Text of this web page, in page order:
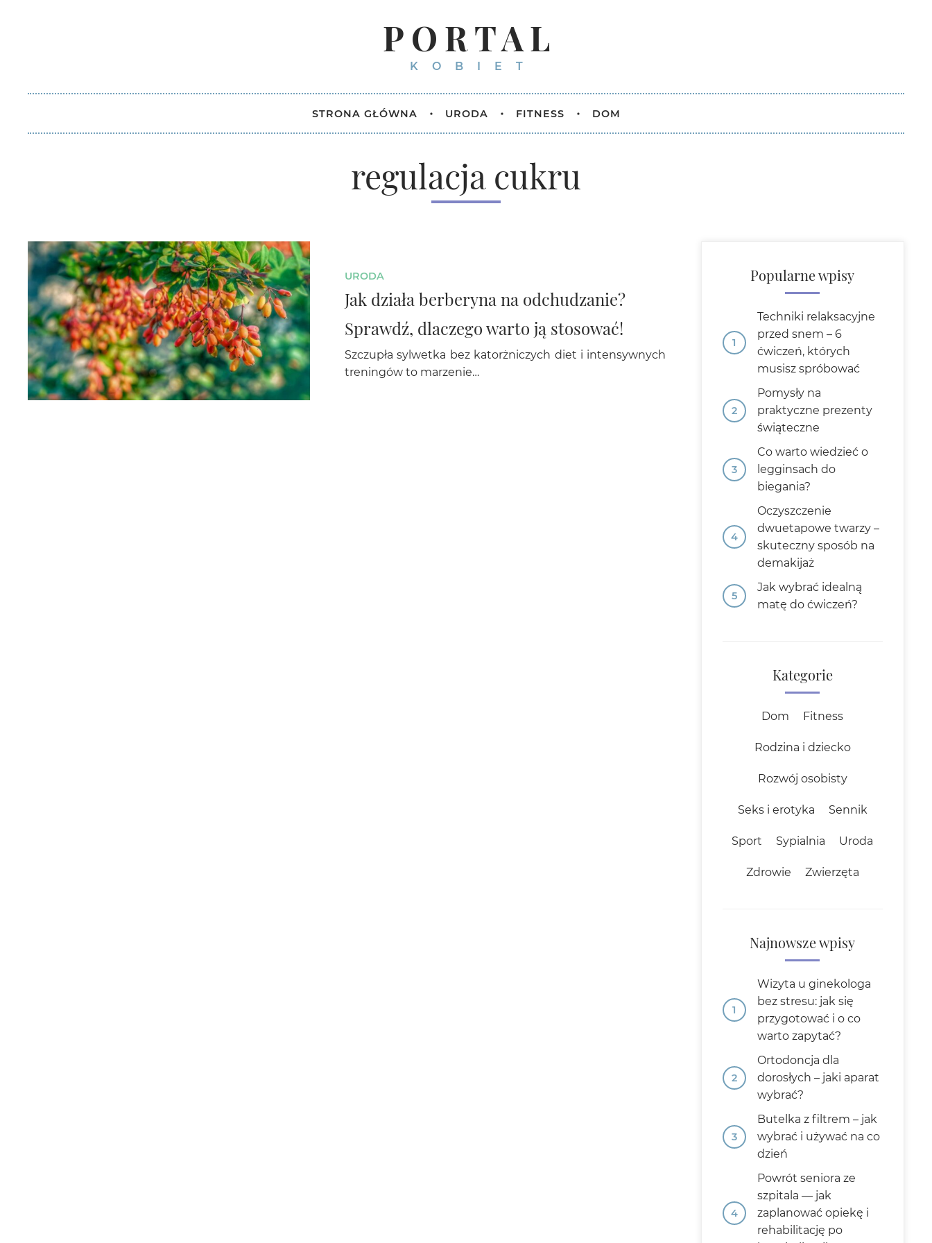
PORTAL
KOBIET
STRONA GŁÓWNA URODA FITNESS DOM
regulacja cukru
URODA
Jak działa berberyna na odchudzanie?
Sprawdź, dlaczego warto ją stosować!
Szczupła sylwetka bez katorżniczych diet i intensywnych
treningów to marzenie…
Popularne wpisy
Techniki relaksacyjne
przed snem – 6
ćwiczeń, których
musisz spróbować
Pomysły na
praktyczne prezenty
świąteczne
Co warto wiedzieć o
legginsach do
biegania?
Oczyszczenie
dwuetapowe twarzy –
skuteczny sposób na
demakijaż
Jak wybrać idealną
matę do ćwiczeń?
Kategorie
Dom Fitness
Rodzina i dziecko
Rozwój osobisty
Seks i erotyka Sennik
Sport Sypialnia Uroda
Zdrowie Zwierzęta
Najnowsze wpisy
Wizyta u ginekologa
bez stresu: jak się
przygotować i o co
warto zapytać?
Ortodoncja dla
dorosłych – jaki aparat
wybrać?
Butelka z filtrem – jak
wybrać i używać na co
dzień
Powrót seniora ze
szpitala — jak
zaplanować opiekę i
rehabilitację po